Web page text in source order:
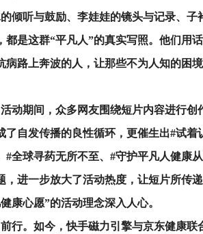
倾听与鼓励、李娃娃的镜头与记录、子
都是这群“平凡人”的真实写照。他们用
病路上奔波的人，让那些不为人知的困
动期间，众多网友围绕短片内容进行创
了自发传播的良性循环，更催生出#试着
#全球寻药无所不至、#守护平凡人健康
，进一步放大了活动热度，让短片所传
康心愿”的活动理念深入人心。
行。如今，快手磁力引擎与京东健康联